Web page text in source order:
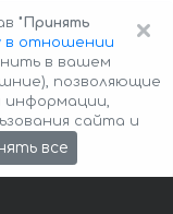
Cookie Policy
×
"Принять
в отношении
в вашем
позволяющие
информации,
сайта и
все